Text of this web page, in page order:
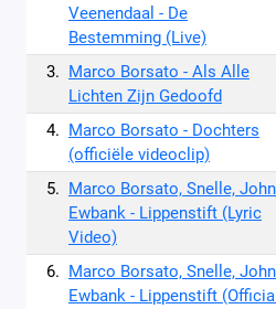
Veenendaal - De
Bestemming (Live)
3. Marco Borsato - Als Alle
Lichten Zijn Gedoofd
4. Marco Borsato - Dochters
(officiële videoclip)
5. Marco Borsato, Snelle, John
Ewbank - Lippenstift (Lyric
Video)
6. Marco Borsato, Snelle, John
Ewbank - Lippenstift (Official